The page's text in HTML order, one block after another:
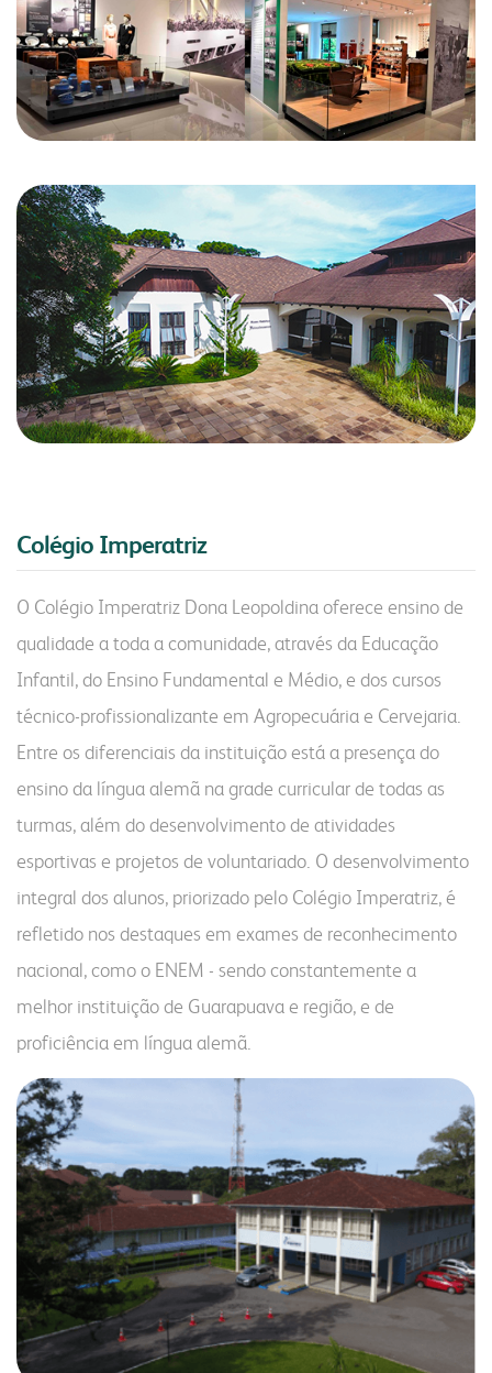
Colégio Imperatriz
O Colégio Imperatriz Dona Leopoldina oferece ensino de
qualidade a toda a comunidade, através da Educação
Infantil, do Ensino Fundamental e Médio, e dos cursos
técnico-profissionalizante em Agropecuária e Cervejaria.
Entre os diferenciais da instituição está a presença do
ensino da língua alemã na grade curricular de todas as
turmas, além do desenvolvimento de atividades
esportivas e projetos de voluntariado. O desenvolvimento
integral dos alunos, priorizado pelo Colégio Imperatriz, é
refletido nos destaques em exames de reconhecimento
nacional, como o ENEM - sendo constantemente a
melhor instituição de Guarapuava e região, e de
proficiência em língua alemã.